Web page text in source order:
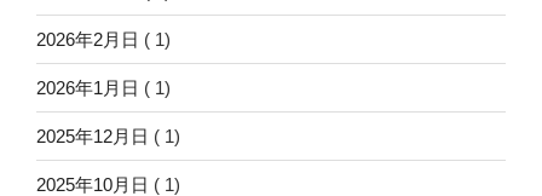
2026年2月日 ( 1)
2026年1月日 ( 1)
2025年12月日 ( 1)
2025年10月日 ( 1)